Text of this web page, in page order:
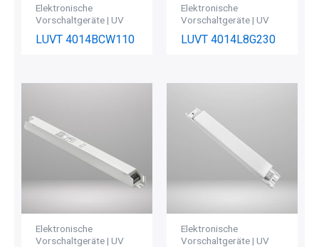
Elektronische
Vorschaltgeräte | UV
LUVT 4014BCW110
Elektronische
Vorschaltgeräte | UV
LUVT 4014L8G230
Elektronische
Vorschaltgeräte | UV
Elektronische
Vorschaltgeräte | UV